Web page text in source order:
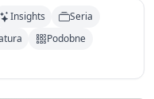
Insights
Seria
Podobne